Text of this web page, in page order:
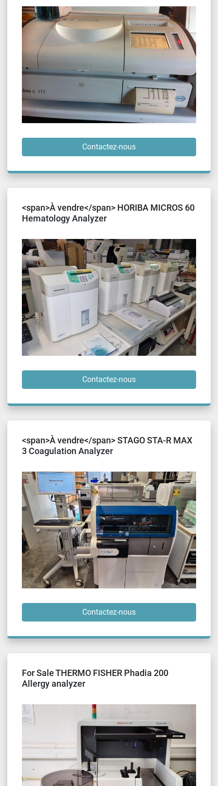
Contactez-nous
<span>À vendre</span> HORIBA MICROS 60
Hematology Analyzer
Contactez-nous
<span>À vendre</span> STAGO STA-R MAX
3 Coagulation Analyzer
Contactez-nous
For Sale THERMO FISHER Phadia 200
Allergy analyzer